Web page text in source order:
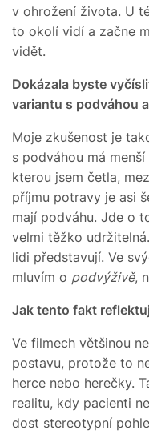
v ohrožení života. U
to okolí vidí a začne
vidět.
Dokázala byste
variantu s podváhou
Moje zkušenost je
s podváhou má
kterou jsem četla,
příjmu potravy je asi
mají podváhu. Jde o
velmi těžko
lidi představují. Ve
mluvím o podvýživě,
Jak tento fakt
Ve filmech většinou
postavu, protože to
herce nebo herečky.
realitu, kdy pacienti
dost stereotypní